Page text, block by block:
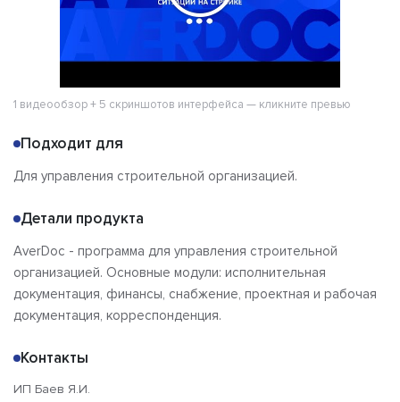
1 видеообзор + 5 скриншотов интерфейса — кликните превью
Подходит для
Для управления строительной организацией.
Детали продукта
AverDoc - программа для управления строительной
организацией. Основные модули: исполнительная
документация, финансы, снабжение, проектная и рабочая
документация, корреспонденция.
Контакты
ИП Баев Я.И.